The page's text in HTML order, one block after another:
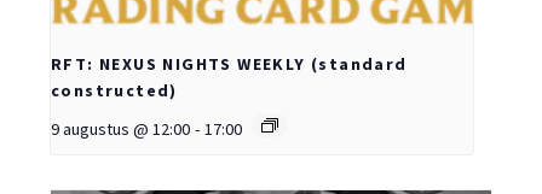
RFT: NEXUS NIGHTS WEEKLY (standard
constructed)
9 augustus @ 12:00 - 17:00